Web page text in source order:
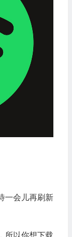
一会儿再刷新
所以你想下载